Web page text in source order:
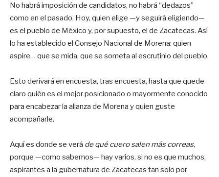
No habrá imposición de candidatos, no habrá “dedazos”
como en el pasado. Hoy, quien elige —y seguirá eligiendo—
es el pueblo de México y, por supuesto, el de Zacatecas. Así
lo ha establecido el Consejo Nacional de Morena: quien
aspire… que se mida, que se someta al escrutinio del pueblo.
Esto derivará en encuesta, tras encuesta, hasta que quede
claro quién es el mejor posicionado o mayormente conocido
para encabezar la alianza de Morena y quien guste
acompañarle.
Aquí es donde se verá de qué cuero salen más correas,
porque —como sabemos— hay varios, si no es que muchos,
aspirantes a la gubernatura de Zacatecas tan solo por